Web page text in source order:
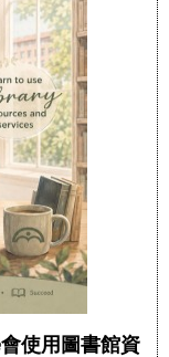
使用圖書館資